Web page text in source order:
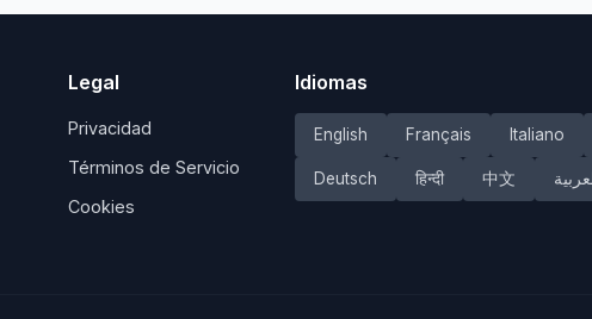
Legal
Privacidad
Términos de Servicio
Cookies
Idiomas
English Français Italiano
Deutsch हिन्दी 中文